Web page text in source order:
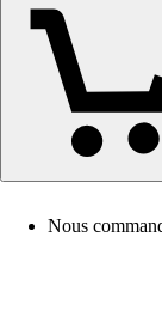
Nous